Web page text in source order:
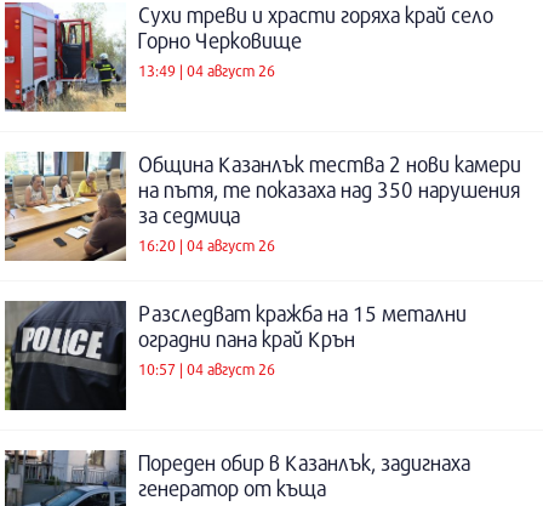
Сухи треви и храсти горяха край село
Горно Черковище
13:49 | 04 август 26
Община Казанлък тества 2 нови камери
на пътя, те показаха над 350 нарушения
за седмица
16:20 | 04 август 26
Разследват кражба на 15 метални
оградни пана край Крън
10:57 | 04 август 26
Пореден обир в Казанлък, задигнаха
генератор от къща